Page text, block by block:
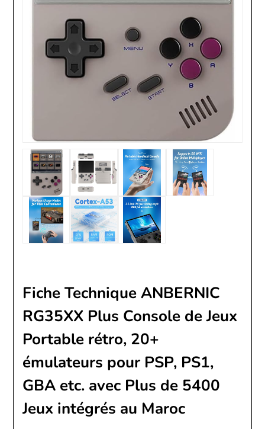
Fiche Technique ANBERNIC
RG35XX Plus Console de Jeux
Portable rétro, 20+
émulateurs pour PSP, PS1,
GBA etc. avec Plus de 5400
Jeux intégrés au Maroc